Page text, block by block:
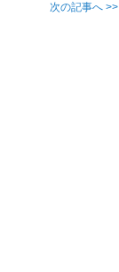
次の記事へ >>